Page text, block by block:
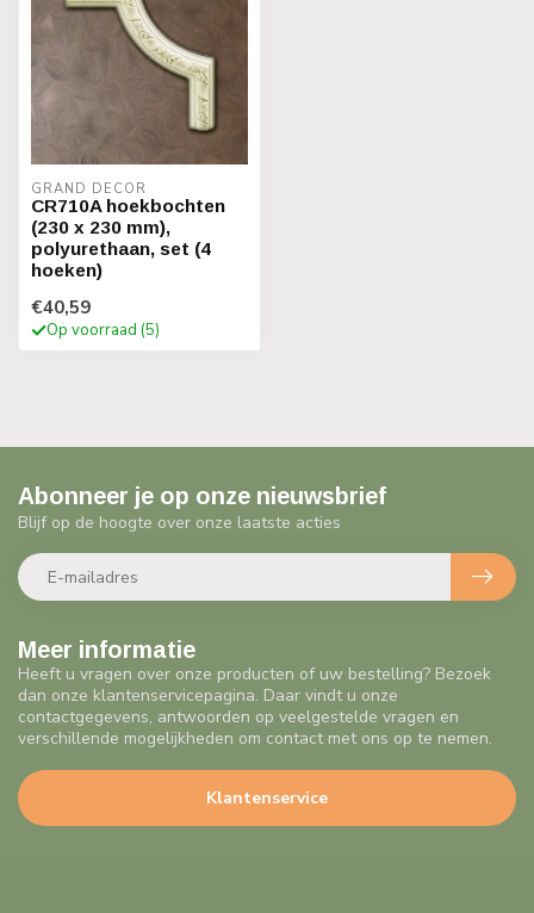
GRAND DECOR
CR710A hoekbochten
(230 x 230 mm),
polyurethaan, set (4
hoeken)
€40,59
Op voorraad (5)
Meer informatie
Heeft u vragen over onze producten of uw bestelling? Bezoek
dan onze klantenservicepagina. Daar vindt u onze
contactgegevens, antwoorden op veelgestelde vragen en
verschillende mogelijkheden om contact met ons op te nemen.
Klantenservice
Abonneer je op onze nieuwsbrief
Blijf op de hoogte over onze laatste acties